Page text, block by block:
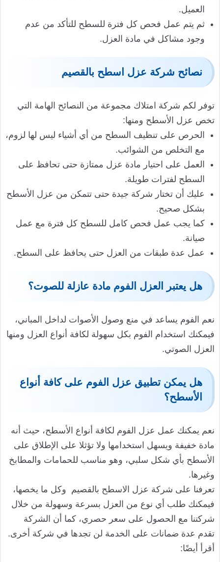
العميل.
ثم يتم عمل فحص كل فترة للسطح للتأكد من عدم
وجود مشاكل في مادة العزل.
نصائح شركة عزل اسطح بالقصيم
توفر لكم شركة امتلاك مجموعة من النصائح الهامة التي
تخص عزل الأسطح ومنها:
الحرص على تنظيف السطح من أي أشياء ليس لها لزوم،
مع التخلص من الشوائب.
العمل على احتيار مادة عزل ممتازة حتى تحافظ على
السطح لفترات طويلة.
عليك أن تختار شركة جيدة حتى تتمكن من عزل الأسطح
بشكل صحيح.
كما يجب عمل فحص كامل للسطح كل فترة مع عمل
صيانة.
عمل عدة طبقات من العزل حتى يحافظ على السطح.
هل يعتبر العزل الفوم مادة عازلة للصوت؟
نعم الفوم يساعد في منع وصول الأصوات لداخل المباني،
فيمكنك استخدام الفوم بكل سهولة لكافة أنواع العزل ومنها
العزل الصوتي.
هل يمكن تطبيق عزل الفوم على كافة أنواع
الأسطح؟
نعم يمكنك عمل عزل الفوم لكافة أنواع الأسطح، حيث أنه
مادة خفيفة ويسهل استخدامها ولا تؤثلا على الإطلاق على
الأسطح بأي شكل سلبي، وهو مناسب للحمامات والمطابخ
وغيرها.
تعرفنا على شركة عزل الاسطح بالقصيم وكل ما يخصها،
فيمكنك طلب أي نوع من العزل بسرعة وسهولة من خلال
شركتنا مع الحصول على سعر حصري، كما أن الشركة
تقدم عدة ضمانات على الخدمة لن تجدها في شركة أخرى.
أقرأ أيضًا: